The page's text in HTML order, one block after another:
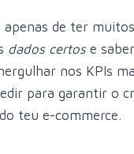
de ter
dados certose
nos KPIs
para garantir o
teu e-commerce.